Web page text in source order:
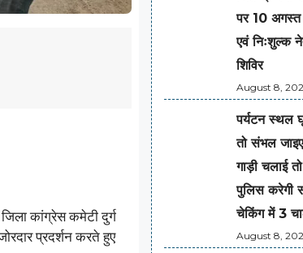
कांग्रेस कमेटी दुर्ग
प्रदर्शन करते हुए
पर 10 अगस्त
एवं निःशुल्क
शिविर
August 8,
पर्यटन स्थल
तो संभल
गाड़ी चलाई
पुलिस करेगी
चेकिंग में 3
August 8,